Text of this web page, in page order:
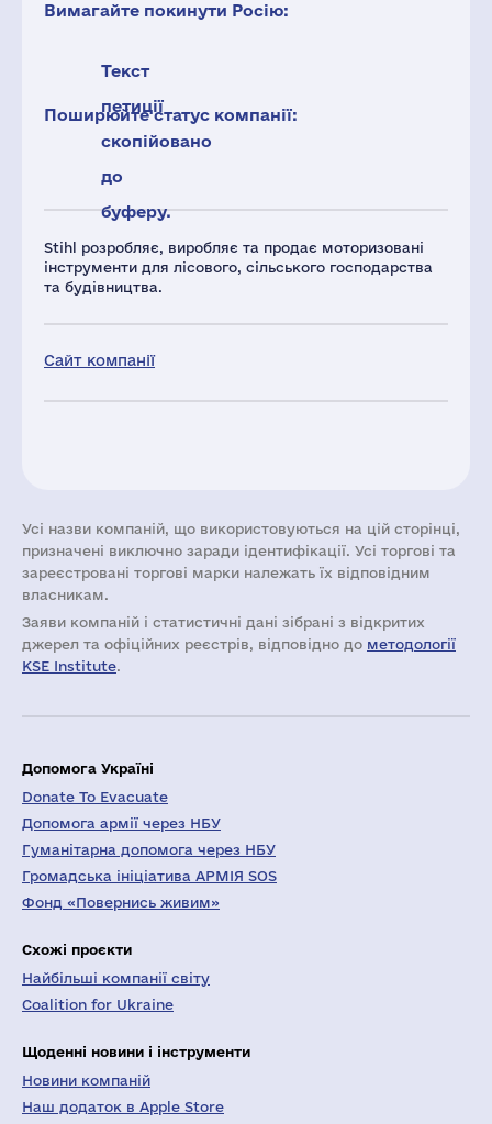
Stihl розробляє, виробляє та продає моторизовані
інструменти для лісового, сільського господарства
та будівництва.
Сайт компанії
Вимагайте покинути Росію:
Текст
петиції
скопійовано
до
буферу.
Поширюйте статус компанії:
Усі назви компаній, що використовуються на цій сторінці,
призначені виключно заради ідентифікації. Усі торгові та
зареєстровані торгові марки належать їх відповідним
власникам.
Заяви компаній i статистичні дані зібрані з відкритих
джерел та офіційних реєстрів, відповідно до методології
KSE Institute.
Допомога Україні
Donate To Evacuate
Допомога армії через НБУ
Гуманітарна допомога через НБУ
Громадська ініціатива АРМІЯ SOS
Фонд «Повернись живим»
Схожі проєкти
Найбільші компанії світу
Coalition for Ukraine
Щоденні новини і інструменти
Новини компаній
Наш додаток в Apple Store